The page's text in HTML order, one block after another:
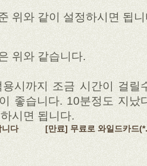
위와 같이 설정하시면 됩
위와 같습니다.
시까지 조금 시간이 걸릴
좋습니다. 10분정도 지
시면 됩니다.
니다 [만료] 무료로 와일드카드